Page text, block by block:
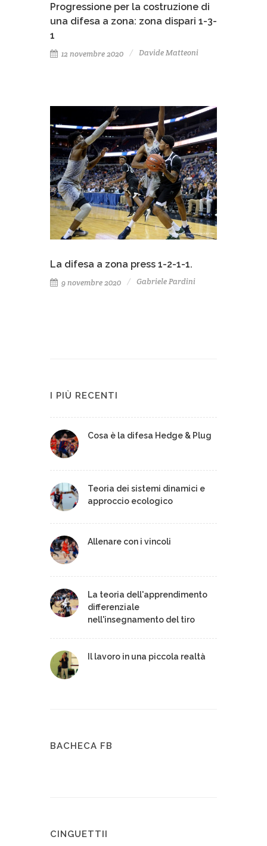
Progressione per la costruzione di
una difesa a zona: zona dispari 1-3-
1
12 novembre 2020 Davide Matteoni
La difesa a zona press 1-2-1-1.
9 novembre 2020 Gabriele Pardini
I PIÙ RECENTI
Cosa è la difesa Hedge & Plug
Teoria dei sistemi dinamici e
approccio ecologico
Allenare con i vincoli
La teoria dell'apprendimento
differenziale
nell'insegnamento del tiro
Il lavoro in una piccola realtà
BACHECA FB
CINGUETTII